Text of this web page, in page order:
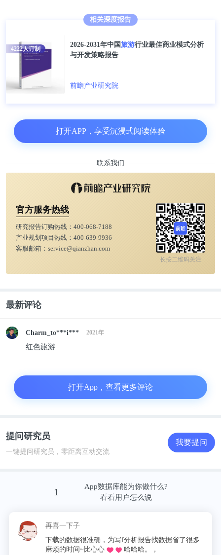
徽、贵州、吉林、上海等10个省份的红色旅游景区所
红色旅游游客日渐增多，青少年成为红色旅游主力客
群
近年来，我国红色旅游接待游客人次整体呈上升态
势，2019年超过14亿人次，达到14.1亿人次。红色旅
此外，值得注意的是，青少年群体成为了红色旅游的
主力客群。根据同程艺龙与同程旅游联合发布的
《2019红色旅游趋势报告》显示，红色旅游景点的游
客年龄结构相对年轻，其中，14岁以下的中小学生占
比5.4%，20至39岁青年群体占比57.3%，整体青少年
相关深度报告
2026-2031年中国旅游行业最佳商业模式分析
与开发策略报告
前瞻产业研究院
4222人订制
打开APP，享受沉浸式阅读体验
联系我们
官方服务热线
研究报告订购热线： 400-068-7188
产业规划项目热线： 400-639-9936
客服邮箱： service@qianzhan.com
长按二维码关注
最新评论
Charm_to***i*** 2021年
红色旅游
打开App，查看更多评论
提问研究员
一键提问研究员，零距离互动交流
我要提问
1
App数据库能为你做什么?
看看用户怎么说
下子
数据很准确，为写f分析报告找数据省了很多
的时间~比心心
哈哈哈。，
同学推荐的o，